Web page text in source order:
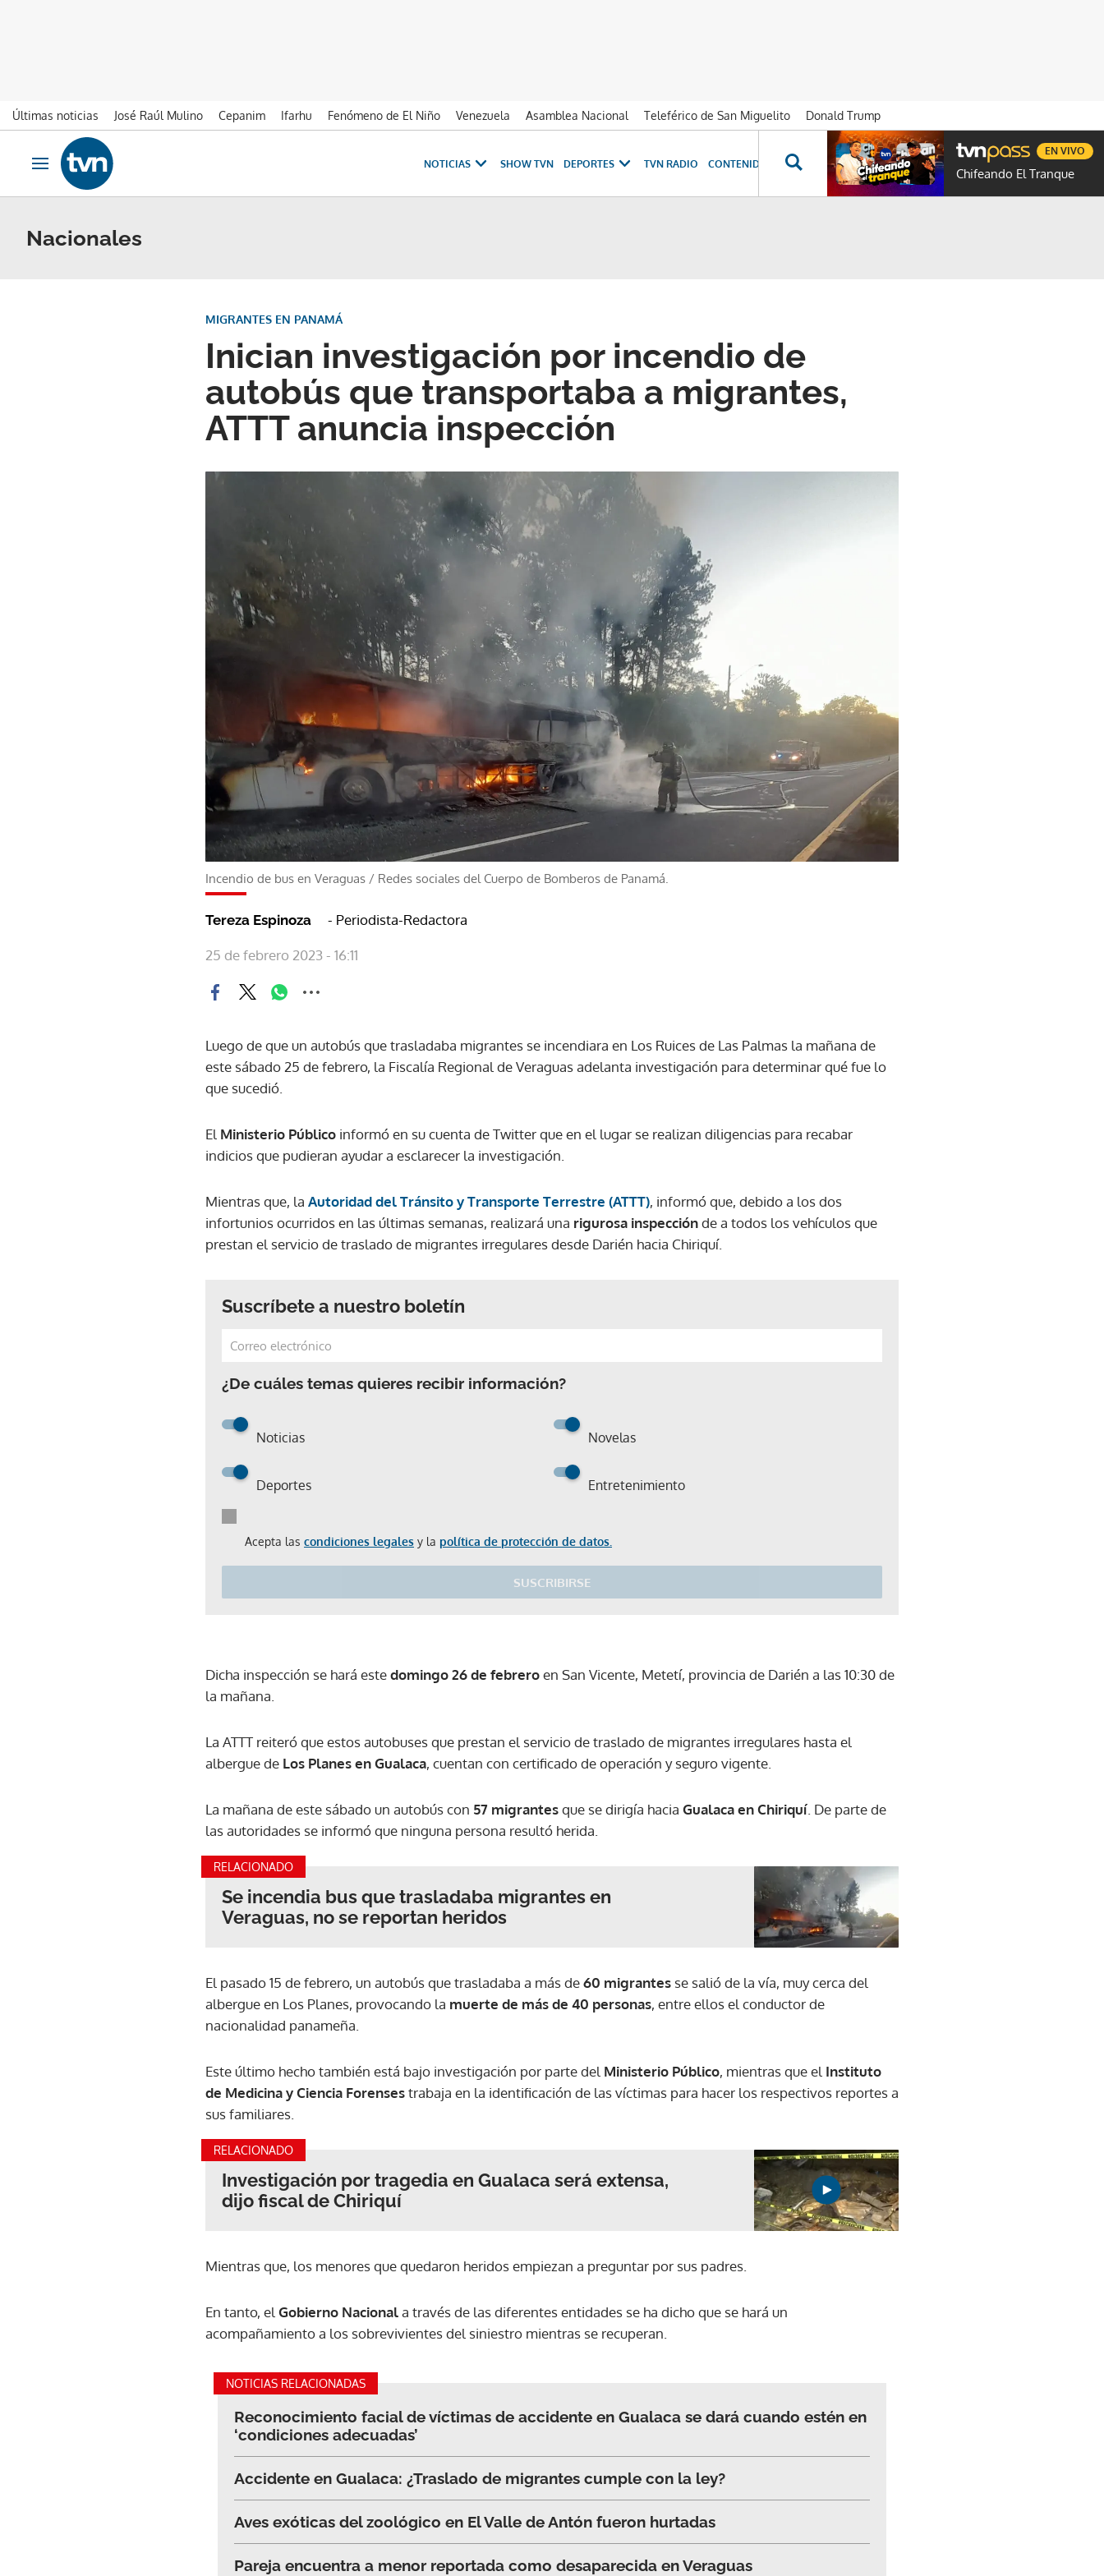
Últimas noticias José Raúl Mulino Cepanim Ifarhu Fenómeno de El Niño Venezuela Asamblea Nacional Teleférico de San Miguelito
Donald Trump
Ir al contenido
Obrir navegació
NOTICIAS SHOW TVN DEPORTES TVN RADIO CONTENIDOS ESPECIALES NOVELAS PROGRAMAS GENTE TVN
Chifeando El Tranque
EN VIVO
Nacionales
Inician investigación por incendio de
autobús que transportaba a migrantes,
ATTT anuncia inspección
MIGRANTES EN PANAMÁ
Incendio de bus en Veraguas / Redes sociales del Cuerpo de Bomberos de Panamá.
Tereza Espinoza - Periodista-Redactora
25 de febrero 2023 - 16:11
Luego de que un autobús que trasladaba migrantes se incendiara en Los Ruices de Las Palmas la mañana de
este sábado 25 de febrero, la Fiscalía Regional de Veraguas adelanta investigación para determinar qué fue lo
que sucedió.
El Ministerio Público informó en su cuenta de Twitter que en el lugar se realizan diligencias para recabar
indicios que pudieran ayudar a esclarecer la investigación.
Mientras que, la Autoridad del Tránsito y Transporte Terrestre (ATTT), informó que, debido a los dos
infortunios ocurridos en las últimas semanas, realizará una rigurosa inspecciónde a todos los vehículos que
prestan el servicio de traslado de migrantes irregulares desde Darién hacia Chiriquí.
Suscríbete a nuestro boletín
¿De cuáles temas quieres recibir información?
Noticias Novelas
Deportes Entretenimiento
Acepta las condiciones legales y la política de protección de datos.
SUSCRIBIRSE
Gracias por suscribirte a nuestro boletín.
Dicha inspección se hará estedomingo 26 de febreroen San Vicente, Metetí, provincia de Darién a las 10:30 de
la mañana.
La ATTT reiteró que estos autobuses que prestan el servicio de traslado de migrantes irregulares hasta el
albergue de Los Planes en Gualaca, cuentan con certificado de operación y seguro vigente.
La mañana de este sábado un autobús con 57 migrantesque se dirigía hacia Gualaca en Chiriquí . De parte de
las autoridades se informó que ninguna persona resultó herida.
RELACIONADO
Se incendia bus que trasladaba migrantes en
Veraguas, no se reportan heridos
El pasado 15 de febrero, un autobús que trasladaba a más de60 migrantes se salió de la vía, muy cerca del
albergue en Los Planes, provocando la muerte de más de 40 personas, entre ellos el conductor de
nacionalidad panameña.
Este último hecho también está bajo investigación por parte del Ministerio Público, mientras que el Instituto
de Medicina y Ciencia Forensestrabaja en la identificación de las víctimas para hacer los respectivos reportes a
sus familiares.
RELACIONADO
Investigación por tragedia en Gualaca será extensa,
dijo fiscal de Chiriquí
Mientras que, los menores que quedaron heridos empiezan a preguntar por sus padres.
En tanto, el Gobierno Nacionala través de las diferentes entidades se ha dicho que se hará un
acompañamiento a los sobrevivientes del siniestro mientras se recuperan.
NOTICIAS RELACIONADAS
Reconocimiento facial de víctimas de accidente en Gualaca se dará cuando estén en
‘condiciones adecuadas’
Accidente en Gualaca: ¿Traslado de migrantes cumple con la ley?
Aves exóticas del zoológico en El Valle de Antón fueron hurtadas
Pareja encuentra a menor reportada como desaparecida en Veraguas